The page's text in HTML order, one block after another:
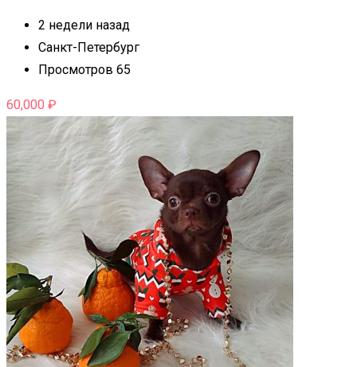
2 недели назад
Санкт-Петербург
Просмотров 65
60,000 ₽